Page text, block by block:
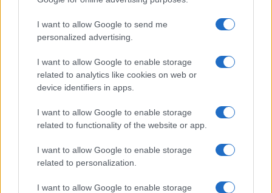
I want to allow Google to send me
personalized advertising.
I want to allow Google to enable storage
related to analytics like cookies on web or
device identifiers in apps.
I want to allow Google to enable storage
related to functionality of the website or app.
I want to allow Google to enable storage
related to personalization.
I want to allow Google to enable storage
k p
NOTIZIE RECENTI
Controlli rafforzati in Costa Smeralda, 20
arresti e 135 denunce
Tre milioni di euro dalla Provincia Gallura per
nuove aule nelle scuole di Olbia
Incidente sulla provinciale 125, paura tra Olbia e
Arzachena